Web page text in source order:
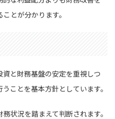
とが分かります。
と財務基盤の安定を重視しつ
ことを基本方針としています。
状況を踏まえて判断されます。